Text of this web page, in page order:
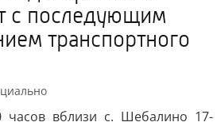
с последующим
транспортного
часов вблизи с. Шебалино 17-